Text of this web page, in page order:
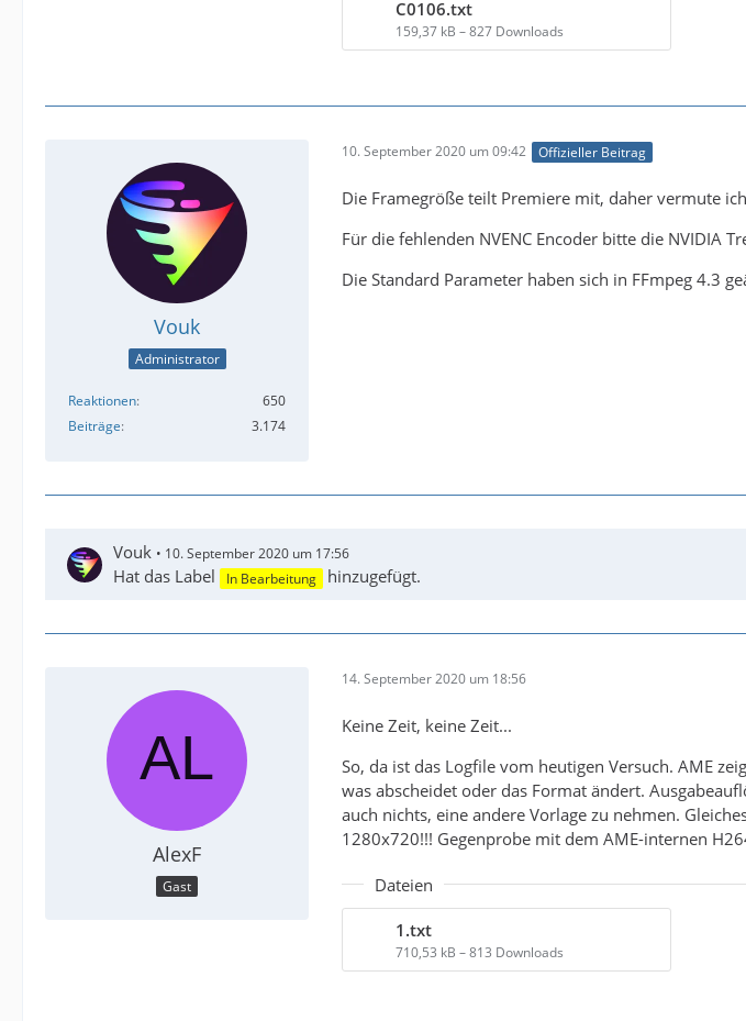
C0106.txt
159,37 kB – 827 Downloads
Vouk
Administrator
Reaktionen
650
Beiträge
3.174
10. September 2020 um 09:42 Offizieller Beitrag
Die Framegröße teilt Premiere mit, daher vermute
Für die fehlenden NVENC Encoder bitte die NVIDIA
Die Standard Parameter haben sich in FFmpeg 4.3
Vouk 10. September 2020 um 17:56
Hat das Label In Bearbeitung hinzugefügt.
AlexF
Gast
14. September 2020 um 18:56
Keine Zeit, keine Zeit...
So, da ist das Logfile vom heutigen Versuch. AME
was abscheidet oder das Format ändert.
auch nichts, eine andere Vorlage zu nehmen.
1280x720!!! Gegenprobe mit dem AME-internen
Dateien
1.txt
710,53 kB – 813 Downloads